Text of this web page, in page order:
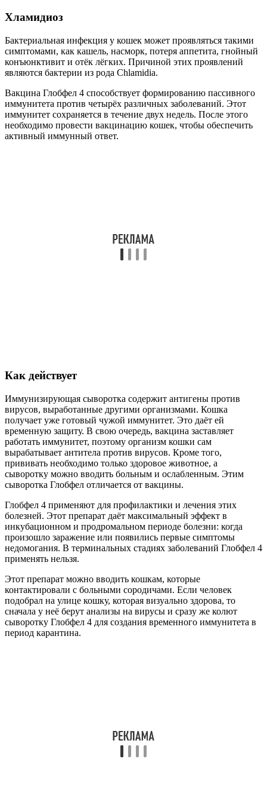
Хламидиоз
Бактериальная инфекция у кошек может проявляться такими
симптомами, как кашель, насморк, потеря аппетита, гнойный
конъюнктивит и отёк лёгких. Причиной этих проявлений
являются бактерии из рода Chlamidia.
Вакцина Глобфел 4 способствует формированию пассивного
иммунитета против четырёх различных заболеваний. Этот
иммунитет сохраняется в течение двух недель. После этого
необходимо провести вакцинацию кошек, чтобы обеспечить
активный иммунный ответ.
Как действует
Иммунизирующая сыворотка содержит антигены против
вирусов, выработанные другими организмами. Кошка
получает уже готовый чужой иммунитет. Это даёт ей
временную защиту. В свою очередь, вакцина заставляет
работать иммунитет, поэтому организм кошки сам
вырабатывает антитела против вирусов. Кроме того,
прививать необходимо только здоровое животное, а
сыворотку можно вводить больным и ослабленным. Этим
сыворотка Глобфел отличается от вакцины.
Глобфел 4 применяют для профилактики и лечения этих
болезней. Этот препарат даёт максимальный эффект в
инкубационном и продромальном периоде болезни: когда
произошло заражение или появились первые симптомы
недомогания. В терминальных стадиях заболеваний Глобфел 4
применять нельзя.
Этот препарат можно вводить кошкам, которые
контактировали с больными сородичами. Если человек
подобрал на улице кошку, которая визуально здорова, то
сначала у неё берут анализы на вирусы и сразу же колют
сыворотку Глобфел 4 для создания временного иммунитета в
период карантина.